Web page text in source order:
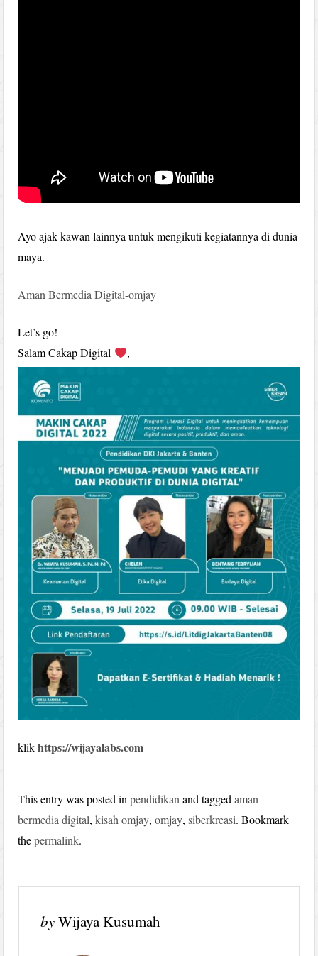
Ayo ajak kawan lainnya untuk mengikuti kegiatannya di dunia
maya.
Aman Bermedia Digital-omjay
Let’s go!
Salam Cakap Digital
,
klikhttps://wijayalabs.com
This entry was posted inpendidikan and taggedaman
bermedia digital,kisah omjay,omjay,siberkreasi. Bookmark
thepermalink.
byWijaya Kusumah